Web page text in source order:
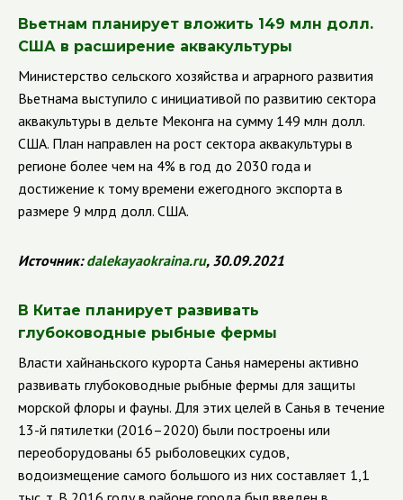
Вьетнам планирует вложить 149 млн долл.
США в расширение аквакультуры
Министерство сельского хозяйства и аграрного развития
Вьетнама выступило с инициативой по развитию сектора
аквакультуры в дельте Меконга на сумму 149 млн долл.
США. План направлен на рост сектора аквакультуры в
регионе более чем на 4% в год до 2030 года и
достижение к тому времени ежегодного экспорта в
размере 9 млрд долл. США.
Источник:dalekayaokraina.ru, 30.09.2021
В Китае планирует развивать
глубоководные рыбные фермы
Власти хайнаньского курорта Санья намерены активно
развивать глубоководные рыбные фермы для защиты
морской флоры и фауны. Для этих целей в Санья в течение
13-й пятилетки (2016–2020) были построены или
переоборудованы 65 рыболовецких судов,
водоизмещение самого большого из них составляет 1,1